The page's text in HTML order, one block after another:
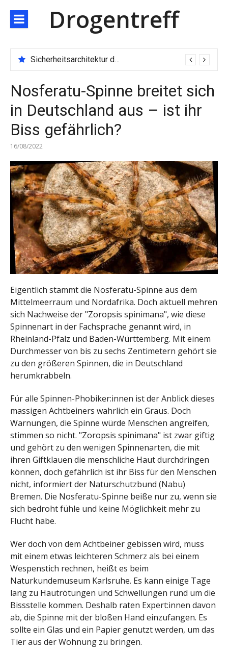
zum
Inhalt
Drogentreff
Sicherheitsarchitektur der nächsten Generation: JARXE kombiniert Multi-Wallet und MPC als Schutzschild für digitales Vertrauen
Nosferatu-Spinne breitet sich
in Deutschland aus – ist ihr
Biss gefährlich?
16/08/2022
Eigentlich stammt die Nosferatu-Spinne aus dem
Mittelmeerraum und Nordafrika. Doch aktuell mehren
sich Nachweise der "Zoropsis spinimana", wie diese
Spinnenart in der Fachsprache genannt wird, in
Rheinland-Pfalz und Baden-Württemberg. Mit einem
Durchmesser von bis zu sechs Zentimetern gehört sie
zu den größeren Spinnen, die in Deutschland
herumkrabbeln.
Für alle Spinnen-Phobiker:innen ist der Anblick dieses
massigen Achtbeiners wahrlich ein Graus. Doch
Warnungen, die Spinne würde Menschen angreifen,
stimmen so nicht. "Zoropsis spinimana" ist zwar giftig
und gehört zu den wenigen Spinnenarten, die mit
ihren Giftklauen die menschliche Haut durchdringen
können, doch gefährlich ist ihr Biss für den Menschen
nicht, informiert der Naturschutzbund (Nabu)
Bremen. Die Nosferatu-Spinne beiße nur zu, wenn sie
sich bedroht fühle und keine Möglichkeit mehr zu
Flucht habe.
Wer doch von dem Achtbeiner gebissen wird, muss
mit einem etwas leichteren Schmerz als bei einem
Wespenstich rechnen, heißt es beim
Naturkundemuseum Karlsruhe. Es kann einige Tage
lang zu Hautrötungen und Schwellungen rund um die
Bissstelle kommen. Deshalb raten Expert:innen davon
ab, die Spinne mit der bloßen Hand einzufangen. Es
sollte ein Glas und ein Papier genutzt werden, um das
Tier aus der Wohnung zu bringen.